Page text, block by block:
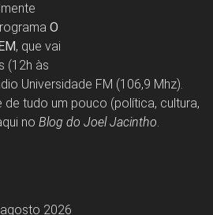
O
, que vai
(12h às
Universidade FM (106,9 Mhz).
tudo um pouco (política, cultura,
no Blog do Joel Jacintho.
agosto 2026